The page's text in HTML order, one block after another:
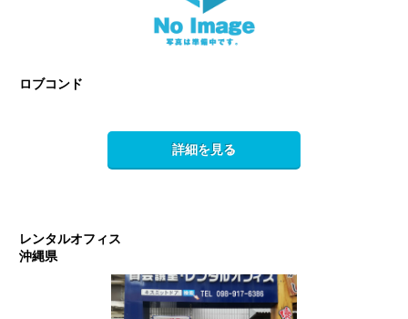
ロブコンド
詳細を見る
レンタルオフィス
沖縄県